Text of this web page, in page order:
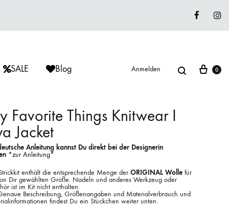
ÈRIU
ISAGER
ISAGER
MUUD LIVING
ISAGER
LANA GROSSA
SALE Blog Anmelden Suche
Lieblingswolle
Strickkits
0
Favorite Things Knitwear I
Jacket
Anleitung kannst Du direkt bei der Designerin
*zur Anleitung*
enthält die entsprechende Menge derORIGINAL Wollefür
Dir gewählten Größe. Nadeln und anderes Werkzeug oder
ist im Kit nicht enthalten.
Beschreibung, Größenangaben und Materialverbrauch und
findest Du ein Stückchen weiter unten.